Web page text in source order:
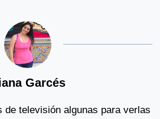
Garcés
de televisión algunas para verlas